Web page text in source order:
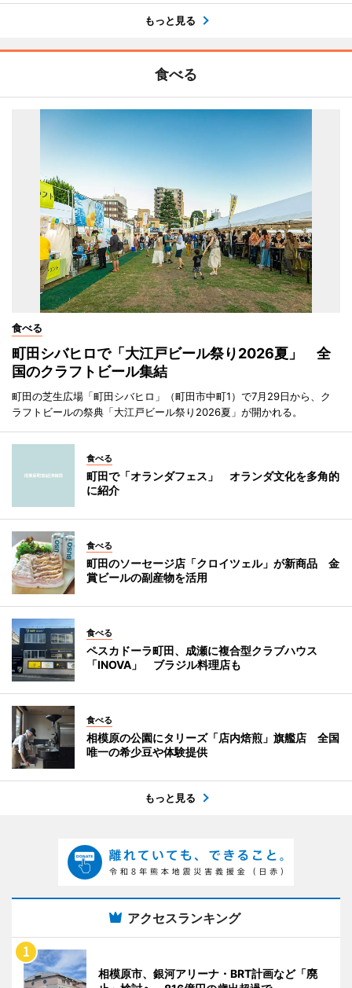
もっと見る
食べる
食べる
町田シバヒロで「大江戸ビール祭り2026夏」 全
国のクラフトビール集結
町田の芝生広場「町田シバヒロ」（町田市中町1）で7月29日から、ク
ラフトビールの祭典「大江戸ビール祭り2026夏」が開かれる。
食べる
町田で「オランダフェス」 オランダ文化を多角的
に紹介
食べる
町田のソーセージ店「クロイツェル」が新商品 金
賞ビールの副産物を活用
食べる
ペスカドーラ町田、成瀬に複合型クラブハウス
「INOVA」 ブラジル料理店も
食べる
相模原の公園にタリーズ「店内焙煎」旗艦店 全国
唯一の希少豆や体験提供
もっと見る
アクセスランキング
相模原市、銀河アリーナ・BRT計画など「廃